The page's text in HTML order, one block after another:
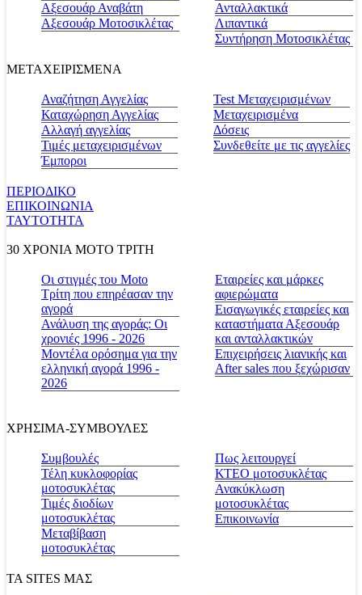
Αξεσουάρ Αναβάτη
Αξεσουάρ Μοτοσικλέτας
Ανταλλακτικά
Λιπαντικά
Συντήρηση Μοτοσικλέτας
ΜΕΤΑΧΕΙΡΙΣΜΕΝΑ
Αναζήτηση Αγγελίας
Καταχώρηση Αγγελίας
Αλλαγή αγγελίας
Τιμές μεταχειρισμένων
Έμποροι
Test Μεταχειρισμένων
Μεταχειρισμένα
Δόσεις
Συνδεθείτε με τις αγγελίες
ΠΕΡΙΟΔΙΚΟ
ΕΠΙΚΟΙΝΩΝΙΑ
ΤΑΥΤΟΤΗΤΑ
30 ΧΡΟΝΙΑ MOTO ΤΡΙΤΗ
Οι στιγμές του Moto
Τρίτη που επηρέασαν την
αγορά
Ανάλυση της αγοράς: Οι
χρονιές 1996 - 2026
Μοντέλα ορόσημα για την
ελληνική αγορά 1996 -
2026
Εταιρείες και μάρκες
αφιερώματα
Εισαγωγικές εταιρείες και
καταστήματα Αξεσουάρ
και ανταλλακτικών
Επιχειρήσεις λιανικής και
After sales που ξεχώρισαν
ΧΡΗΣΙΜΑ-ΣΥΜΒΟΥΛΕΣ
Συμβουλές
Τέλη κυκλοφορίας
μοτοσυκλέτας
Τιμές διοδίων
μοτοσυκλέτας
Μεταβίβαση
μοτοσυκλέτας
Πως λειτουργεί
ΚΤΕΟ μοτοσυκλέτας
Ανακύκλωση
μοτοσυκλέτας
Επικοινωνία
ΤΑ SITES ΜΑΣ